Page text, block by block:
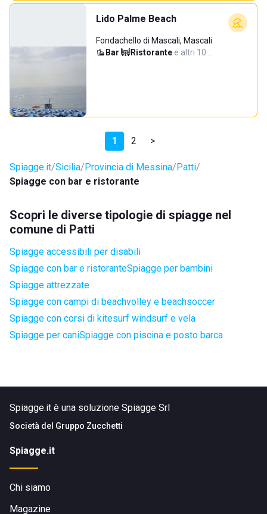
Lido Palme Beach
Fondachello di Mascali, Mascali
Bar· Ristorante·e altri 10…
1 2 >
Spiagge.it Sicilia Provincia di Messina Patti
Spiagge con bar e ristorante
Scopri le diverse tipologie di spiagge nel
comune di Patti
Spiagge accessibili per disabili
Spiagge con bar e ristoranteSpiagge per bambini
Spiagge attrezzate
Spiagge con campi di beachvolley e beachsoccer
Spiagge con corsi di kitesurf windsurf e vela
Spiagge per caniSpiagge con piscina e posto barca
Spiagge.it è una soluzione Spiagge Srl
Società del Gruppo Zucchetti
Spiagge.it
Chi siamo
Magazine